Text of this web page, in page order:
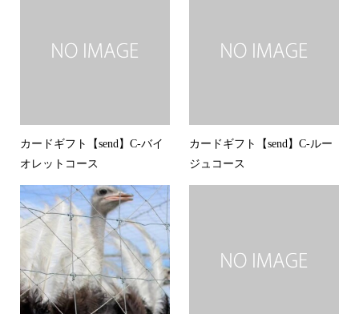
カードギフト【send】C-バイ
オレットコース
カードギフト【send】C-ルー
ジュコース